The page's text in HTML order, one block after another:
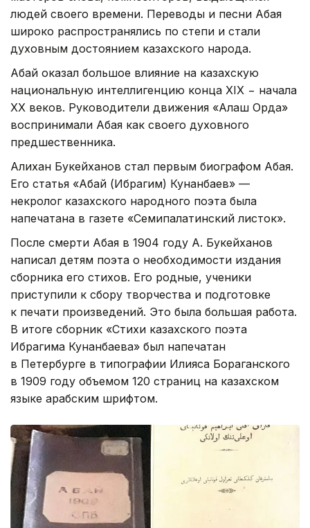
людей своего времени. Переводы и песни Абая
широко распространялись по степи и стали
духовным достоянием казахского народа.
Абай оказал большое влияние на казахскую
национальную интеллигенцию конца XIX − начала
XX веков. Руководители движения «Алаш Орда»
воспринимали Абая как своего духовного
предшественника.
Алихан Букейханов стал первым биографом Абая.
Его статья «Абай (Ибрагим) Кунанбаев» —
некролог казахского народного поэта была
напечатана в газете «Семипалатинский листок».
После смерти Абая в 1904 году А. Букейханов
написал детям поэта о необходимости издания
сборника его стихов. Его родные, ученики
приступили к сбору творчества и подготовке
к печати произведений. Это была большая работа.
В итоге сборник «Стихи казахского поэта
Ибрагима Кунанбаева» был напечатан
в Петербурге в типографии Илияса Бораганского
в 1909 году объемом 120 страниц на казахском
языке арабским шрифтом.